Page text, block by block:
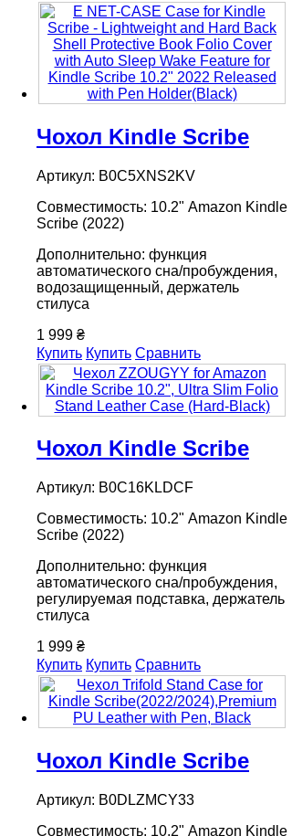
Чохол Kindle Scribe
Артикул: B0C5XNS2KV
Совместимость: 10.2" Amazon Kindle
Scribe (2022)
Дополнительно: функция
автоматического сна/пробуждения,
водозащищенный, держатель
стилуса
1 999 ₴
Купить Купить Сравнить
Чохол Kindle Scribe
Артикул: B0C16KLDCF
Совместимость: 10.2" Amazon Kindle
Scribe (2022)
Дополнительно: функция
автоматического сна/пробуждения,
регулируемая подставка, держатель
стилуса
1 999 ₴
Купить Купить Сравнить
Чохол Kindle Scribe
Артикул: B0DLZMCY33
Совместимость: 10.2" Amazon Kindle